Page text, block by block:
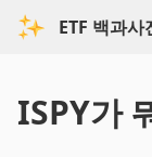
ETF 백과사
ISPY가